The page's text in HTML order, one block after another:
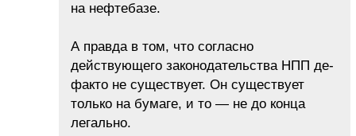
на нефтебазе.
А правда в том, что согласно
действующего законодательства НПП де-
факто не существует. Он существует
только на бумаге, и то — не до конца
легально.